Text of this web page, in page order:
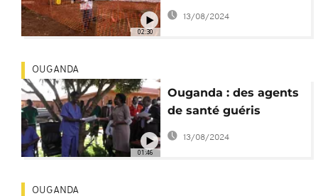
02:30
inquiètent
13/08/2024
01:46
OUGANDA
Ouganda : des agents
de santé guéris
d'Ebola
13/08/2024
OUGANDA